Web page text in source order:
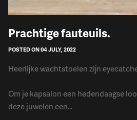
Prachtige fauteuils.
POSTED ON 04 JULY, 2022
Heerlijke wachtstoelen zijn
Om je kapsalon een hedendaagse
deze juwelen een...